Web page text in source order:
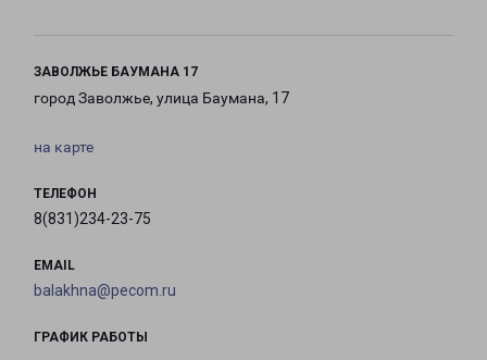
ЗАВОЛЖЬЕ БАУМАНА 17
город Заволжье, улица Баумана, 17
на карте
ТЕЛЕФОН
8(831)234-23-75
EMAIL
balakhna@pecom.ru
ГРАФИК РАБОТЫ